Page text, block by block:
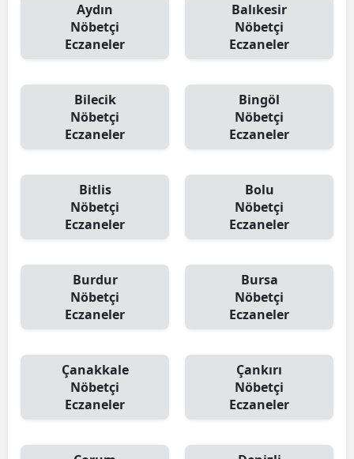
Aydın
Nöbetçi
Eczaneler
Balıkesir
Nöbetçi
Eczaneler
Bilecik
Nöbetçi
Eczaneler
Bingöl
Nöbetçi
Eczaneler
Bitlis
Nöbetçi
Eczaneler
Bolu
Nöbetçi
Eczaneler
Burdur
Nöbetçi
Eczaneler
Bursa
Nöbetçi
Eczaneler
Çanakkale
Nöbetçi
Eczaneler
Çankırı
Nöbetçi
Eczaneler